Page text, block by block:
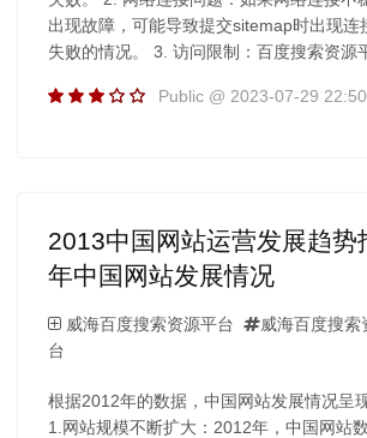
出现故障，可能导致提交sitemap时出现连
失败的情况。 3. 访问限制：百度搜索资源
Public @ 2023-07-29
2013中国网站运营发展趋势
年中国网站发展情况
威海百度搜索资源平台
威海百度搜索
台
根据2012年的数据，中国网站发展情况呈
1.网站规模不断扩大：2012年，中国网站